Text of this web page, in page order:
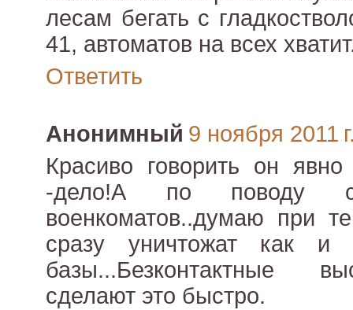
лесам бегать с
41, автоматов на всех
Ответить
Анонимный 9 ноября 2011
Красиво говорить он
-дело!А по поводу
военкоматов..думаю при
сразу уничтожат как
базы...Безконтактные
сделают это быстро.